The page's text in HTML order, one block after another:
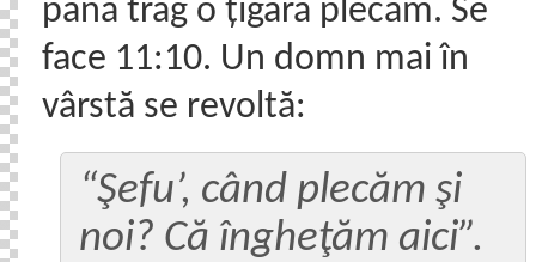
până trag o țigară plecăm. Se
face 11:10. Un domn mai în
vârstă se revoltă:
“Şefu’, când plecăm şi
noi? Că îngheţăm aici”.